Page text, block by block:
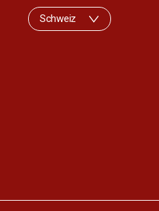
Schweiz